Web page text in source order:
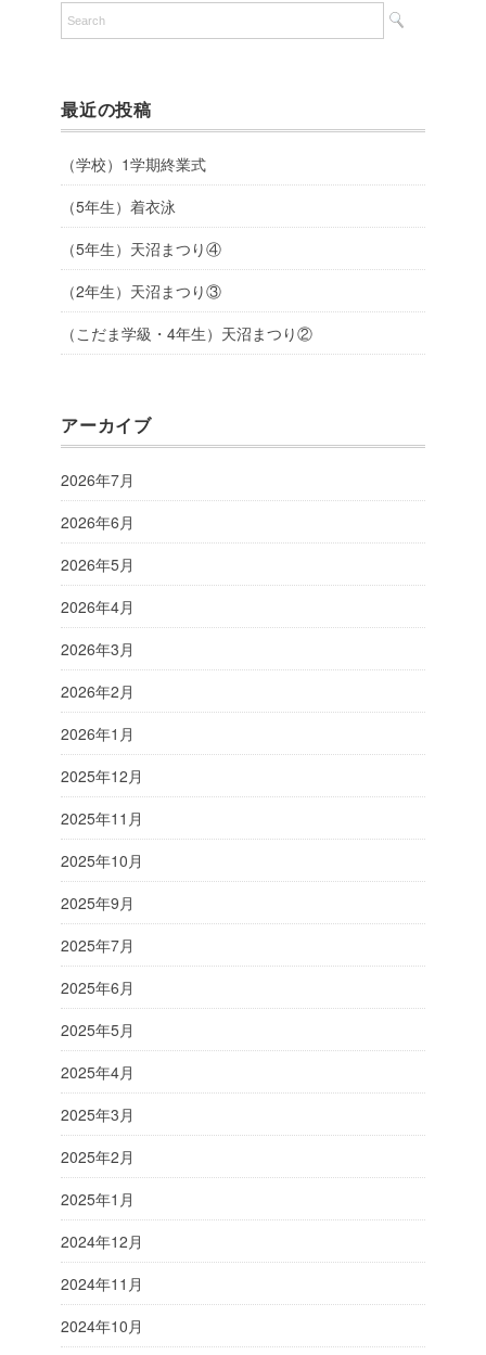
最近の投稿
（学校）1学期終業式
（5年生）着衣泳
（5年生）天沼まつり④
（2年生）天沼まつり③
（こだま学級・4年生）天沼まつり②
アーカイブ
2026年7月
2026年6月
2026年5月
2026年4月
2026年3月
2026年2月
2026年1月
2025年12月
2025年11月
2025年10月
2025年9月
2025年7月
2025年6月
2025年5月
2025年4月
2025年3月
2025年2月
2025年1月
2024年12月
2024年11月
2024年10月